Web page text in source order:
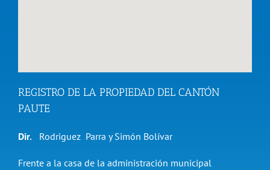
REGISTRO DE LA PROPIEDAD DEL CANTÓN
PAUTE
Dir. Rodriguez Parra y Simón Bolívar
Frente a la casa de la administración municipal